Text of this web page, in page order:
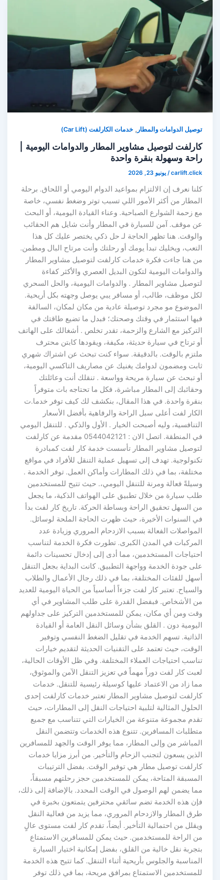
توصيل الدوامات والمطار ,خدمات الكارلفت (Car Lift)
كارلفت لتوصيل مشاوير المطار والدوامات اليومية |
راحة وسهولة بنقرة واحدة
carlift.click
/يونيو 23, 2026
كلنا نعرف إن الالتزام بمواعيد الدوام اليومي أو اللحاق. برحلة
المطار من أكثر الأمور اللي تسبب توتر وضغط نفسي، خاصة
مع زحمة الشوارع الصباحية. وعناء القيادة اليومية، أو البحث
عن موقف. آمن للسيارة في المطار وأنت شايل هم الحقائب
والوقت. هنا تظهر الحاجة لـ حل ذكي يختصر عليك كل هذا
التعب، ويخليك تبدأ يومك أو رحلتك وأنت مرتاح البال ومطمن.
من هنا جاءت فكرة خدمات كارلفت لتوصيل مشاوير المطار
والدوامات اليومية لتكون البديل العصري والأكثر كفاءة
لتوصيل مشاوير المطار . والدوامات اليومية، والحل السحري
لكل موظف، طالب، أو مسافر يبي يوصل وجهته بكل أريحية.
الموضوع مو مجرد توصيلة عادية من مكان لمكان، السالفة
فيها استثمار في وقتك وصحتك؛ فبدل ما تضيع طاقتك في
التركيز مع الشارع والزحمة، تقدر تخلص . أشغالك على الهاتف
أو ترتاح في سيارة حديثة، مكيفة، ويقودها كابتن محترف
ملتزم بالوقت. بالدقيقة. سواء كنت تبحث عن اشتراك شهري
ثابت ومضمون لدوامك يغنيك عن مصاريف التاكسي اليومية،
أو تبحث عن سيارة مريحة وواسعة . تنقلك أنت وعائلتك
وحقائبك إلى المطار مباشرة، فكل ما تحتاجه بات متوفراً
بنقرة واحدة. في هذا المقال، بنكشف لك كيف توفر خدما.ت
الكار لفت أعلى سبل الراحة والرفاهية بأفضل الأسعار
التنافسية، وليه أصبحت الخيار . الأول والذكي . للتنقل اليومي
في المنطقة. اتصل الان : 0544042121 مقدمة عن كارلفت
لتوصيل مشاوير المطار تأسست خدمة كار لفت كمبادرة
تكنولوجية. تهدف إلى تسهيل عملية التنقل للأفراد في مواقع
مختلفة، بما في ذلك المطارات وأماكن العمل. توفر الخدمة .
وسيلةً فعالة ومرنة للتنقل اليومي،. حيث تتيح للمستخدمين
طلب سيارة من خلال تطبيق على الهواتف الذكية، ما يجعل
من السهل تحقيق الراحة وبساطة الحركة. تاريخ كار لفت بدأ
في السنوات الأخيرة، حيث ظهرت الحاجة الملحة لوسائل.
المواصلات الفعالة بسبب الازدحام المروري وزيادة عدد
المركبات في المدن الكبرى. تطورت فكرة الخدمة لتناسب
احتياجات المستخدمين، مما أدى إلى إدخال تحسينات دائمة
على جودة الخدمة وواجهة التطبيق. كانت البداية بجعل التنقل
أسهل للفئات المختلفة، بما في ذلك رجال الأعمال والطلاب
والسياح. تعتبر كار لفت جزءاً أساسياً من الحياة اليومية للعديد
من الأشخاص. فبفضل القدرة على طلب المشاوير في أي
وقت ومن أي مكان، يمكن للمستخدمين التركيز على جداولهم
اليومية دون . القلق بشأن وسائل النقل العامة أو القيادة
الذاتية. تسهم الخدمة في تقليل الضغط النفسي وتوفير
الوقت، حيث تعتمد على التقنيات الحديثة لتقديم خيارات
تناسب احتياجات العملاء المختلفة. وفي ظل الأوقات الحالية،
لعبت كار لفت دوراً مهماً في تعزيز التنقل الآمن والموثوق،
مما زاد من الاعتماد عليها كوسيلة رئيسية للتنقل. خدمات
كارلفت لتوصيل مشاوير المطار تعتبر خدمات كارلفت إحدى
الحلول المثالية لتلبية احتياجات النقل إلى المطارات، حيث
تقدم مجموعة متنوعة من الخيارات التي تتناسب مع جميع
متطلبات المسافرين. تتنوع هذه الخدمات وتتضمن النقل
المباشر من وإلى المطار، مما يوفر الوقت والجهد للمسافرين
الذين يسعون لتجنب الزحام والتأخير. من أبرز مزايا خدمات
كارلفت توصيل مطار هي توفير الوقت. بفضل الترتيبات
المسبقة المتاحة، يمكن للمستخدمين حجز رحلتهم مسبقاً،
مما يضمن لهم الوصول في الوقت المحدد. بالإضافة إلى ذلك،
فإن هذه الخدمة تضم سائقي محترفين يتمتعون بخبرة في
طرق المطار والازدحام المروري، مما يزيد من فعالية النقل
ويقلل من احتمالية التأخير. أيضاً، تقدم كار لفت مستوى عالٍ
من الراحة للمستخدمين. حيث يمكن للمسافرين الاستمتاع
بتجربة نقل خالية من القلق، بفضل إمكانية اختيار السيارة
المناسبة والجلوس بأريحية أثناء التنقل. كما تتيح هذه الخدمة
للمستخدمين الاستمتاع بمرافق مريحة، بما في ذلك توفر